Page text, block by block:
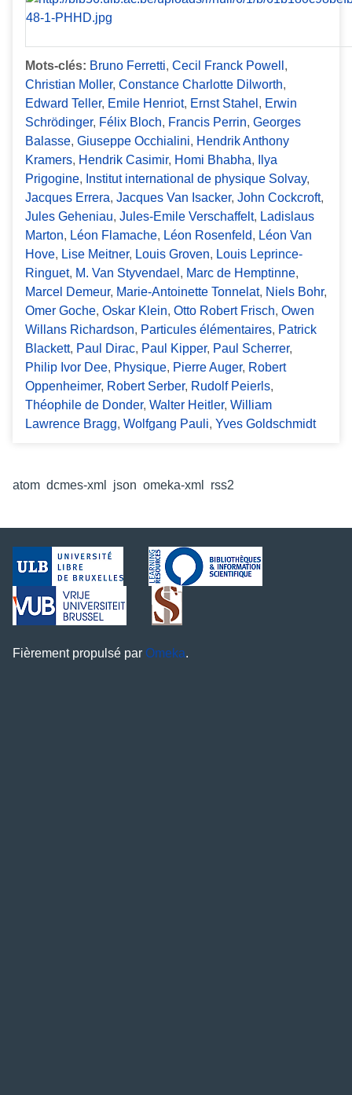
Mots-clés: Bruno Ferretti, Cecil Franck Powell ,
Christian Moller, Constance Charlotte Dilworth,
Edward Teller, Emile Henriot, Ernst Stahel , Erwin
Schrödinger, Félix Bloch, Francis Perrin, Georges
Balasse, Giuseppe Occhialini, Hendrik Anthony
Kramers, Hendrik Casimir, Homi Bhabha,
Ilya
Prigogine, Institut international de physique Solvay,
Jacques Errera, Jacques Van Isacker, John Cockcroft,
Jules Geheniau, Jules-Emile Verschaffelt, Ladislaus
Marton, Léon Flamache, Léon Rosenfeld, Léon Van
Hove, Lise Meitner, Louis Groven, Louis Leprince-
Ringuet, M. Van Styvendael , Marc de Hemptinne,
Marcel Demeur, Marie-Antoinette Tonnelat, Niels Bohr,
Omer Goche, Oskar Klein, Otto Robert Frisch, Owen
Willans Richardson, Particules élémentaires, Patrick
Blackett, Paul Dirac, Paul Kipper, Paul Scherrer,
Philip Ivor Dee, Physique, Pierre Auger, Robert
Oppenheimer, Robert Serber, Rudolf Peierls,
Théophile de Donder, Walter Heitler, William
Lawrence Bragg, Wolfgang Pauli, Yves Goldschmidt
atom dcmes-xml json omeka-xml rss2
Fièrement propulsé par Omeka.